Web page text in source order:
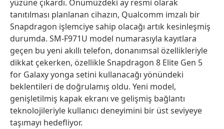
yüzüne çıkardı. Önümüzdeki ay resmi olarak
tanıtılması planlanan cihazın, Qualcomm imzalı bir
Snapdragon işlemciye sahip olacağı artık kesinleşmiş
durumda. SM-F971U model numarasıyla kayıtlara
geçen bu yeni akıllı telefon, donanımsal özellikleriyle
dikkat çekerken, özellikle Snapdragon 8 Elite Gen 5
for Galaxy yonga setini kullanacağı yönündeki
beklentileri de doğrulamış oldu. Yeni model,
genişletilmiş kapak ekranı ve gelişmiş bağlantı
teknolojileriyle kullanıcı deneyimini bir üst seviyeye
taşımayı hedefliyor.